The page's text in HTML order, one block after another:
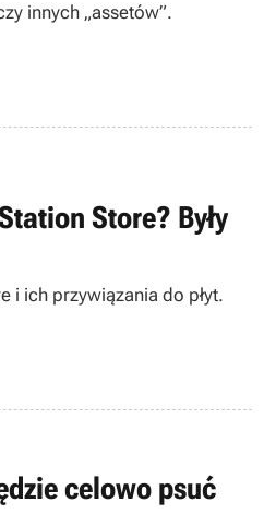
innych „assetów”.
Store? Były
i ich przywiązania do płyt.
celowo psuć